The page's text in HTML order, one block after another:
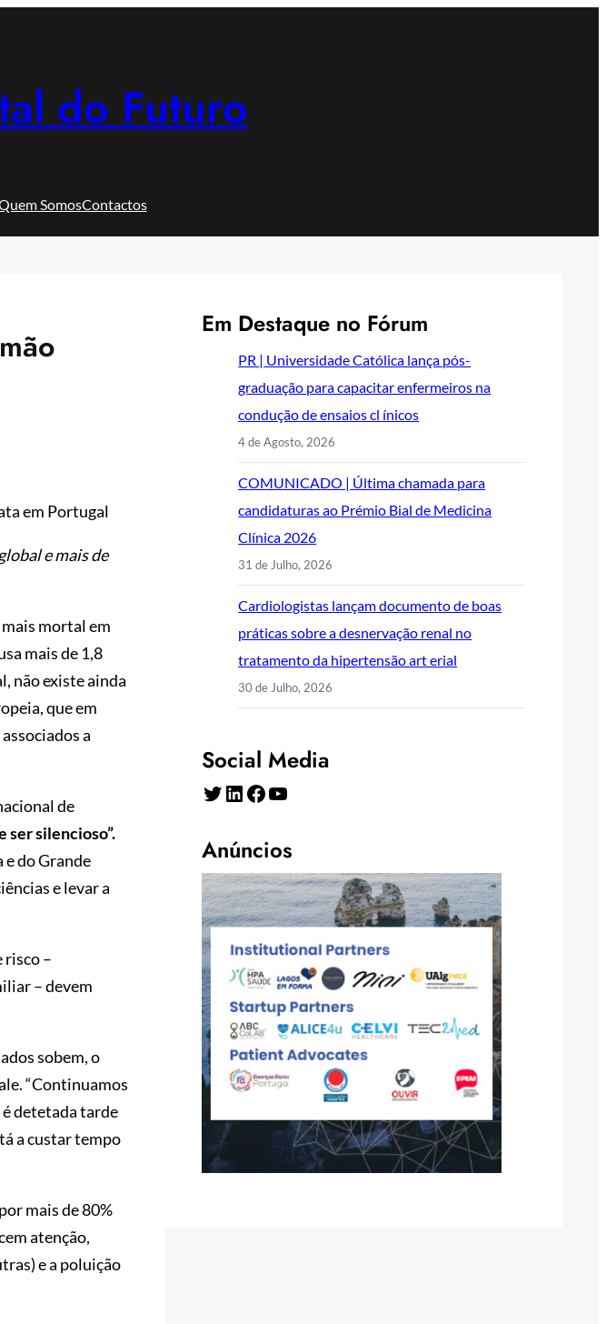
do Futuro
SomosContactos
em Portugal
e mais de
mortal em
mais de 1,8
não existe ainda
que em
a
de
ser silencioso”.
e do Grande
e levar a
risco –
– devem
sobem, o
“Continuamos
detetada tarde
a custar tempo
mais de 80%
atenção,
e a poluição
Em Destaque no Fórum
PR | Universidade Católica lança pós-
graduação para capacitar enfermeiros na
condução de ensaios cl ínicos
4 de Agosto, 2026
COMUNICADO | Última chamada para
candidaturas ao Prémio Bial de Medicina
Clínica 2026
31 de Julho, 2026
Cardiologistas lançam documento de boas
práticas sobre a desnervação renal no
tratamento da hipertensão art erial
30 de Julho, 2026
Social Media
Twitter LinkedIn Facebook YouTube
Anúncios